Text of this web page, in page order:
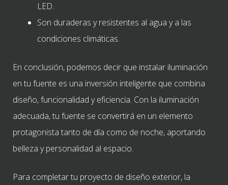
LED.
Son duraderas y resistentes al agua y a las
condiciones climáticas.
En conclusión, podemos decir que instalar iluminación
en tu fuente es una inversión inteligente que combina
diseño, funcionalidad y eficiencia. Con la iluminación
adecuada, tu fuente se convertirá en un elemento
protagonista tanto de día como de noche, aportando
belleza y personalidad al espacio.
Para completar tu proyecto de diseño exterior, la